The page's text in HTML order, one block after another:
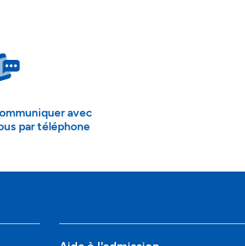
avec
par téléphone